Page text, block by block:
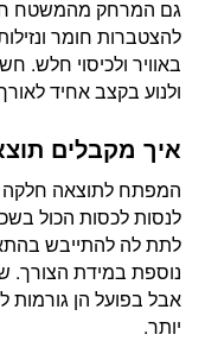
גם המרחק מהמשטח
להצטברות חומר
באוויר ולכיסוי
ולנוע בקצב אחיד
איך מקבלים
המפתח לתוצאה חלקה
לנסות לכסות הכול
לתת לה להתייבש
נוספת במידת הצורך.
אבל בפועל הן גורמות
יותר.